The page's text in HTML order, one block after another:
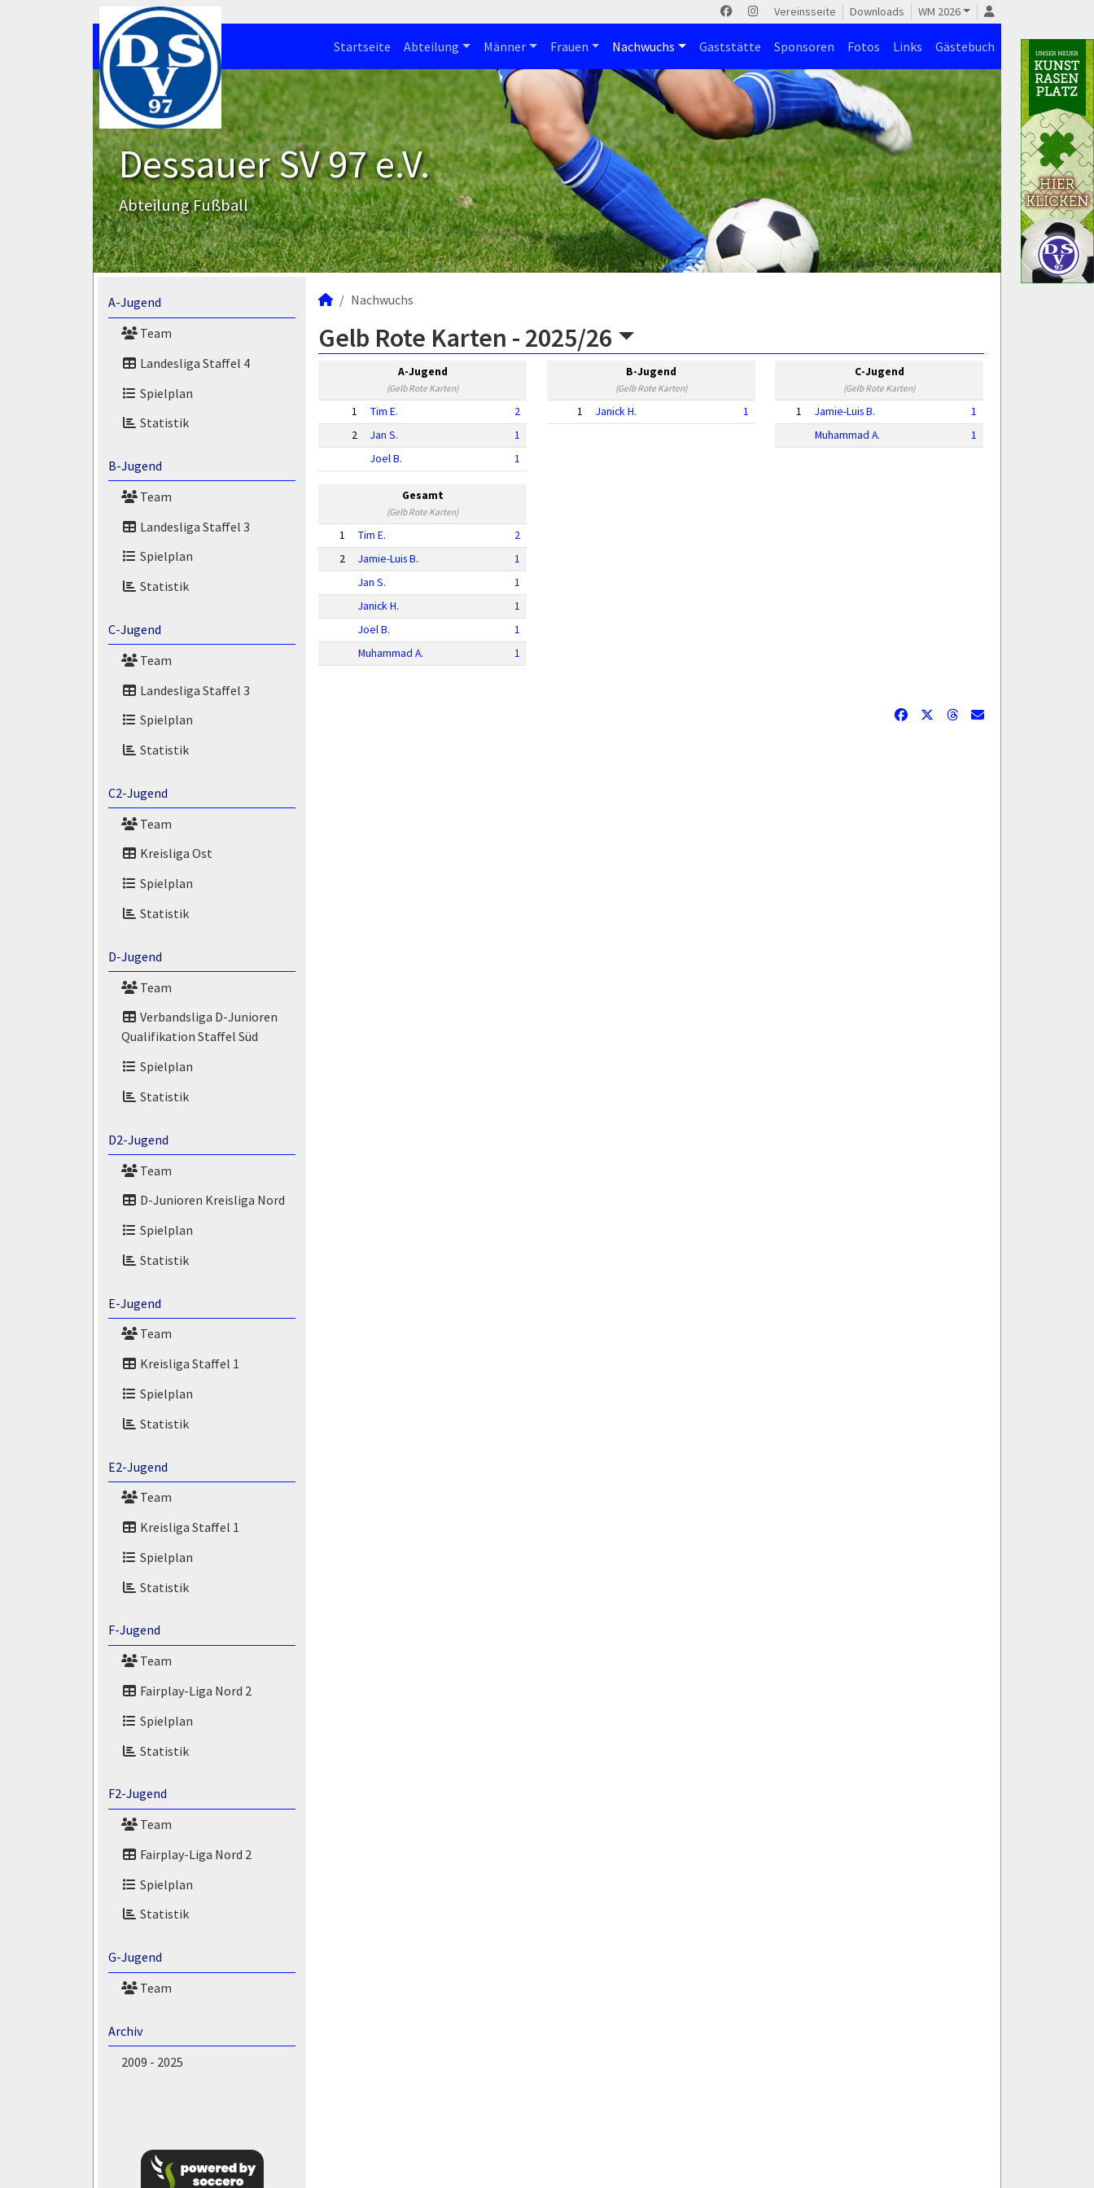
Vereinsseite Downloads WM 2026
Startseite Abteilung Männer Frauen Nachwuchs Gaststätte Sponsoren Fotos Links Gästebuch
Dessauer SV 97 e.V.
Abteilung Fußball
A-Jugend
Team
Landesliga Staffel 4
Spielplan
Statistik
B-Jugend
Team
Landesliga Staffel 3
Spielplan
Statistik
C-Jugend
Team
Landesliga Staffel 3
Spielplan
Statistik
C2-Jugend
Team
Kreisliga Ost
Spielplan
Statistik
D-Jugend
Team
Verbandsliga D-Junioren
Qualifikation Staffel Süd
Spielplan
Statistik
D2-Jugend
Team
D-Junioren Kreisliga Nord
Spielplan
Statistik
E-Jugend
Team
Kreisliga Staffel 1
Spielplan
Statistik
E2-Jugend
Team
Kreisliga Staffel 1
Spielplan
Statistik
F-Jugend
Team
Fairplay-Liga Nord 2
Spielplan
Statistik
F2-Jugend
Team
Fairplay-Liga Nord 2
Spielplan
Statistik
G-Jugend
Team
Archiv
2009 - 2025
Nachwuchs
Gelb Rote Karten - 2025/26
A-Jugend
(Gelb Rote Karten)
1 Tim E.
2
2
Jan S.
1
Joel B.
1
B-Jugend
(Gelb Rote Karten)
1 Janick H. 1
C-Jugend
(Gelb Rote Karten)
1 Jamie-Luis B.
1
Muhammad A.
1
Gesamt
(Gelb Rote Karten)
1 Tim E.
2
2
Jamie-Luis B.
1
Jan S.
1
Janick H.
1
Joel B.
1
Muhammad A.
1